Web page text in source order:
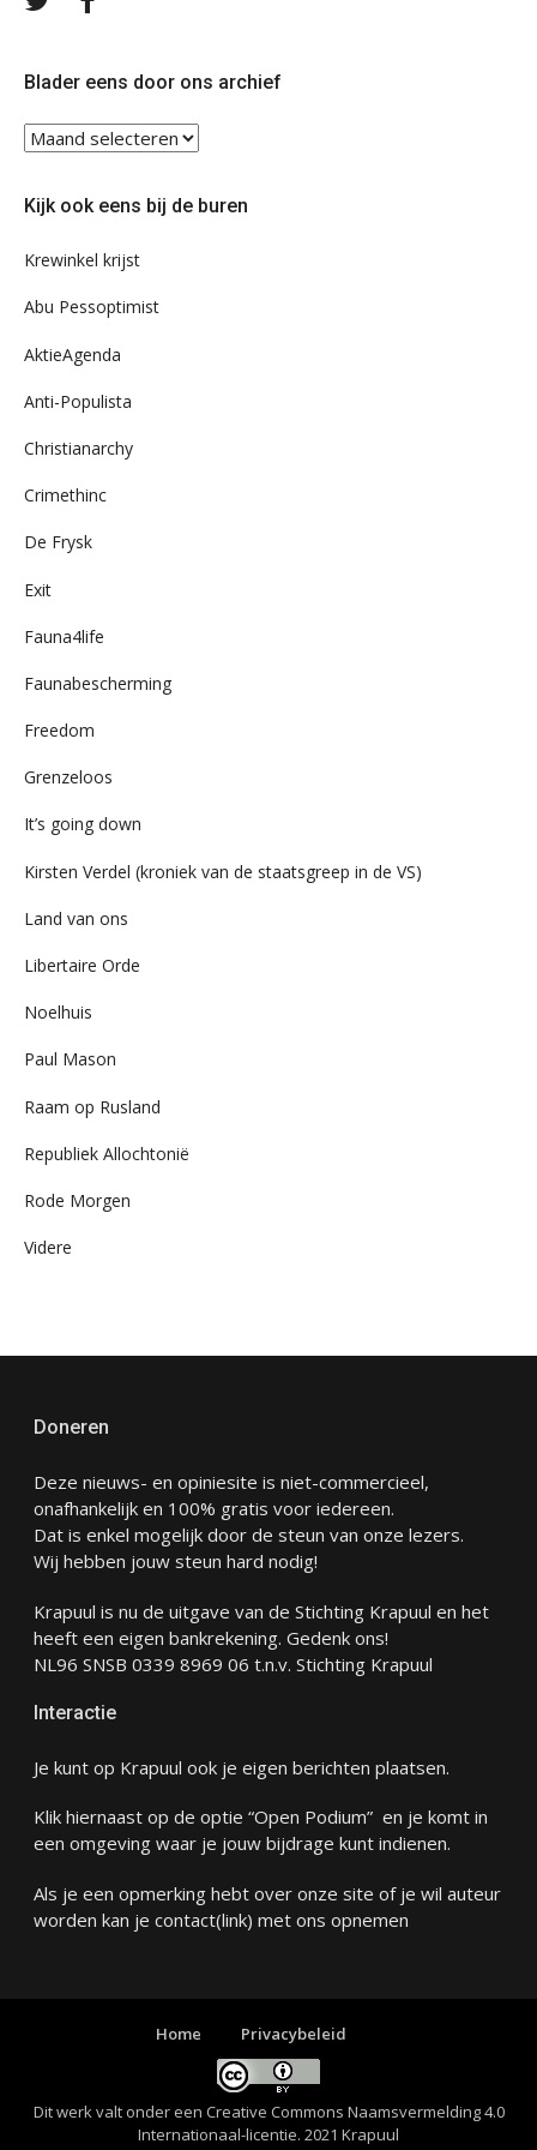
Blader eens door ons archief
Blader
ons
Kijk ook eens bij de buren
Krewinkel krijst
Abu Pessoptimist
AktieAgenda
Anti-Populista
Christianarchy
Crimethinc
De Frysk
Exit
Fauna4life
Faunabescherming
Freedom
Grenzeloos
It’s going down
Kirsten Verdel (kroniek van de staatsgreep in de VS)
Land van ons
Libertaire Orde
Noelhuis
Paul Mason
Raam op Rusland
Republiek Allochtonië
Rode Morgen
Videre
Doneren
Deze nieuws- en opiniesite is niet-commercieel,
onafhankelijk en 100% gratis voor iedereen.
Dat is enkel mogelijk door de steun van onze lezers.
Wij hebben jouw steun hard nodig!
Krapuul is nu de uitgave van de Stichting Krapuul en het
heeft een eigen bankrekening. Gedenk ons!
NL96 SNSB 0339 8969 06 t.n.v. Stichting Krapuul
Interactie
Je kunt op Krapuul ook je eigen berichten plaatsen.
Klik hiernaast op de optie “Open Podium” en je komt in
een omgeving waar je jouw bijdrage kunt indienen.
Als je een opmerking hebt over onze site of je wil auteur
worden kan je contact(link) met ons opnemen
Home Privacybeleid
Dit werk valt onder een Creative Commons Naamsvermelding 4.0
Internationaal-licentie. 2021 Krapuul